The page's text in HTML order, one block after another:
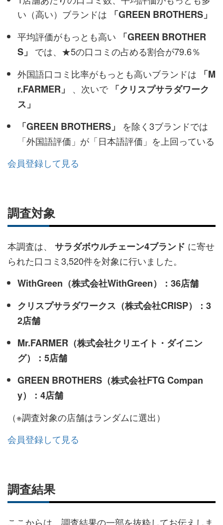
い（高い）ブランドは
「GREEN BROTHERS」
平均評価がもっとも高い
「GREEN BROTHER
S」
では、★5の口コミの占める割合が79.6％
外国語口コミ比率がもっとも高いブランドは
「M
r.FARMER」
、次いで 「クリスプサラダワーク
ス」
「GREEN BROTHERS」
を除く3ブランドでは
「外国語評価」が「日本語評価」を上回っている
会員登録して見る
調査対象
本調査は、 サラダボウルチェーン4ブランド に寄せ
られた口コミ3,520件を対象に行いました。
WithGreen（株式会社WithGreen）：36店舗
クリスプサラダワークス（株式会社CRISP）：3
2店舗
Mr.FARMER（株式会社クリエイト・ダイニン
グ）：5店舗
GREEN BROTHERS（株式会社FTG Compan
y）：4店舗
（※調査対象の店舗はランダムに選出）
会員登録して見る
調査結果
ここからは、調査結果の一部を抜粋してお伝えしま